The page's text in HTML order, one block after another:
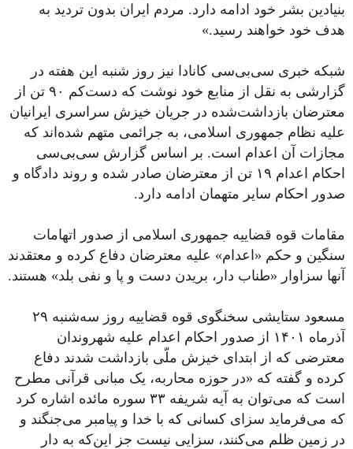
بنیادین بشر خود ادامه دارد. مردم ایران بدون تردید به
هدف خود خواهند رسید.»
شبکه خبری سی‌بی‌سی کانادا نیز روز شنبه این هفته در
گزارشی به‌ نقل از منابع خود نوشت که دست‌کم ۹۰ تن از
معترضان بازداشت‌شده در جریان خیزش سراسری ایرانیان
علیه نظام جمهوری اسلامی، به جرائمی متهم شده‌اند که
مجازات آن اعدام است. بر اساس گزارش سی‌بی‌سی
احکام اعدام ۱۹ تن از معترضان صادر شده و روند دادگاه و
صدور احکام سایر متهمان ادامه دارد.
مقامات قوه قضاییه جمهوری اسلامی از صدور اتهامات
سنگین و حکم «اعدام» علیه معترضان دفاع کرده و معتقدند
آنها سزاوار «طناب دار، بریدن دست و پا و نفی بلد» هستند.
مسعود ستایشی سخنگوی قوه قضاییه روز سه‌شنبه ۲۹
آذرماه ۱۴۰۱ از صدور احکام اعدام علیه شهروندان
معترضی که از ابتدای خیزش ملّی بازداشت شدند دفاع
کرده و گفته که «در حوزه محاربه، یک مبانی قرآنی مطرح
است که می‌توان به آیه شریفه ۳۳ سوره مائده اشاره کرد
که می‌فرماید سزای کسانی که با خدا و پیامبر می‌جنگند و
در زمین ظلم می‌کنند، سزایی نیست جز این‌که به دار